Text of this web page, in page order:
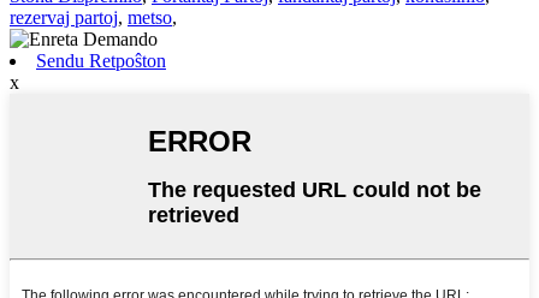
rezervaj partoj, metso,
Sendu Retpoŝton
x